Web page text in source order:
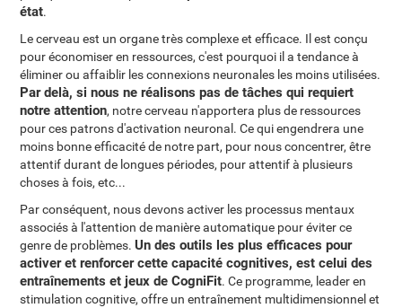
état.
Le cerveau est un organe très complexe et efficace. Il est conçu
pour économiser en ressources, c'est pourquoi il a tendance à
éliminer ou affaiblir les connexions neuronales les moins utilisées.
Par delà, si nous ne réalisons pas de tâches qui requiert
notre attention, notre cerveau n'apportera plus de ressources
pour ces patrons d'activation neuronal. Ce qui engendrera une
moins bonne efficacité de notre part, pour nous concentrer, être
attentif durant de longues périodes, pour attentif à plusieurs
choses à fois, etc...
Par conséquent, nous devons activer les processus mentaux
associés à l'attention de manière automatique pour éviter ce
genre de problèmes.Un des outils les plus efficaces pour
activer et renforcer cette capacité cognitives, est celui des
entraînements et jeux de CogniFit. Ce programme, leader en
stimulation cognitive, offre un entraînement multidimensionnel et